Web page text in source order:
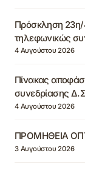
Πρόσκληση 23η/
τηλεφωνικώς
4 Αυγούστου 2026
Πίνακας
συνεδρίασης
4 Αυγούστου 2026
ΠΡΟΜΗΘΕΙΑ
3 Αυγούστου 2026